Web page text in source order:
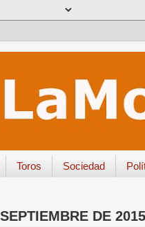
Toros Sociedad
DE 2015